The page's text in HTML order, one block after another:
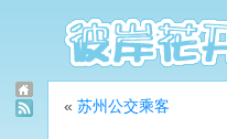
« 苏州公交乘客